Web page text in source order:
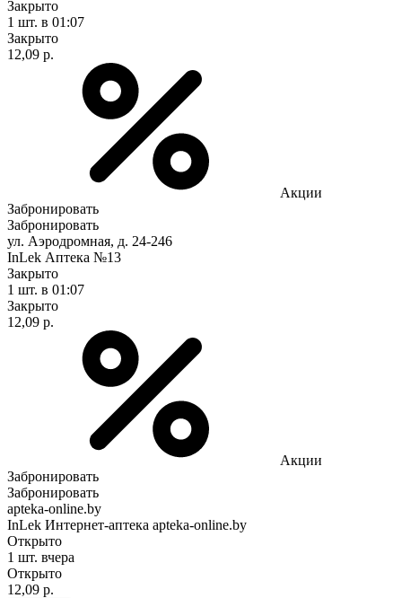
Закрыто
1 шт. в 01:07
Закрыто
12,09 р.
Акции
Забронировать
Забронировать
ул. Аэродромная, д. 24-246
InLek Аптека №13
Закрыто
1 шт. в 01:07
Закрыто
12,09 р.
Акции
Забронировать
Забронировать
apteka-online.by
InLek Интернет-аптека apteka-online.by
Открыто
1 шт. вчера
Открыто
12,09 р.